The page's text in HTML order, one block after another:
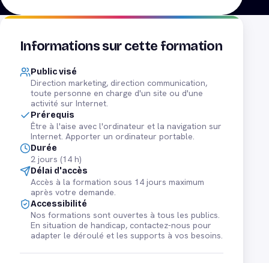
Informations sur cette formation
Public visé
Direction marketing, direction communication,
toute personne en charge d'un site ou d'une
activité sur Internet.
Prérequis
Être à l'aise avec l'ordinateur et la navigation sur
Internet. Apporter un ordinateur portable.
Durée
2 jours (14 h)
Délai d'accès
Accès à la formation sous 14 jours maximum
après votre demande.
Accessibilité
Nos formations sont ouvertes à tous les publics.
En situation de handicap, contactez-nous pour
adapter le déroulé et les supports à vos besoins.